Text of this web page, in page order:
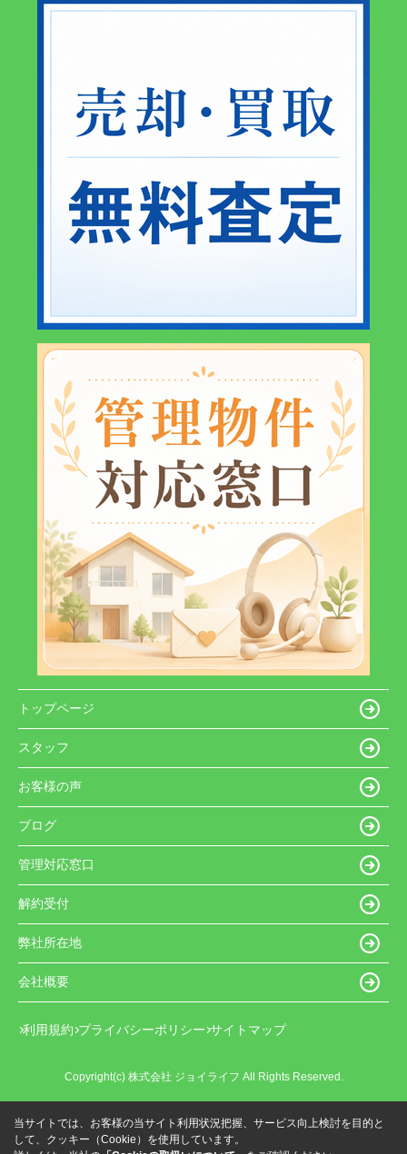
トップページ
スタッフ
お客様の声
ブログ
管理対応窓口
解約受付
弊社所在地
会社概要
利用規約 プライバシーポリシー サイトマップ
Copyright(c) 株式会社 ジョイライフ All Rights Reserved.
当サイトでは、お客様の当サイト利用状況把握、サービス向上検討を目的と
して、クッキー（Cookie）を使用しています。